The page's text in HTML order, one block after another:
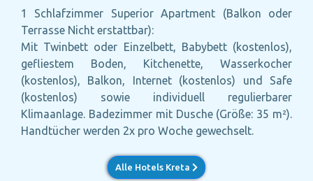
1 Schlafzimmer Superior Apartment (Balkon oder
Terrasse Nicht erstattbar):
Mit Twinbett oder Einzelbett, Babybett (kostenlos),
gefliestem Boden, Kitchenette, Wasserkocher
(kostenlos), Balkon, Internet (kostenlos) und Safe
(kostenlos) sowie individuell regulierbarer
Klimaanlage. Badezimmer mit Dusche (Größe: 35 m²).
Handtücher werden 2x pro Woche gewechselt.
Alle Hotels Kreta